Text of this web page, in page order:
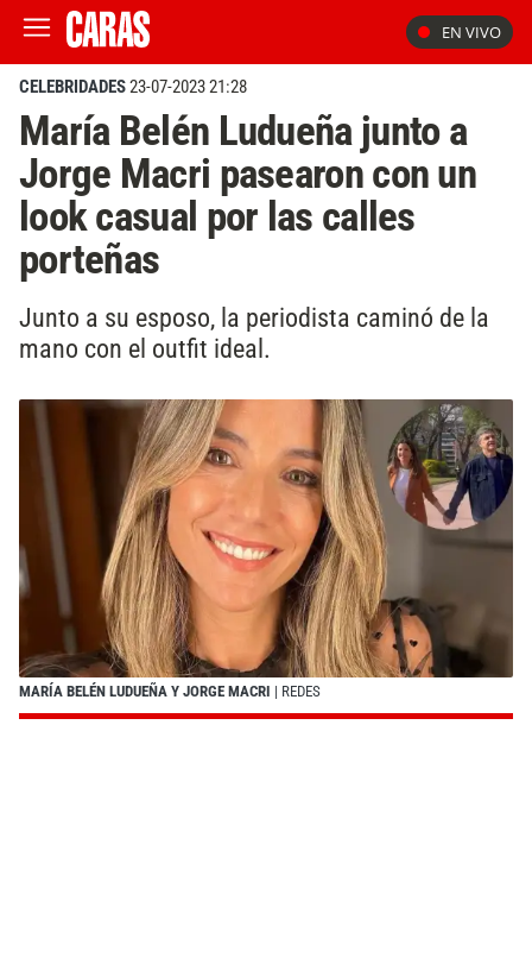
EN VIVO
CELEBRIDADES23-07-2023 21:28
María Belén Ludueña junto a
Jorge Macri pasearon con un
look casual por las calles
porteñas
Junto a su esposo, la periodista caminó de la
mano con el outfit ideal.
MARÍA BELÉN LUDUEÑA Y JORGE MACRI | REDES